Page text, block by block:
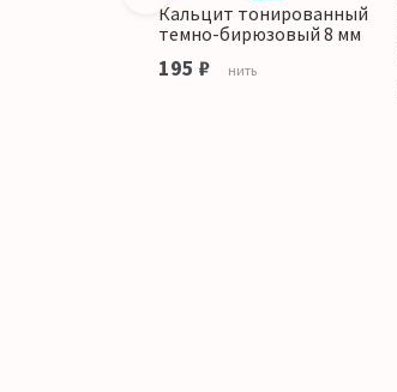
Кальцит тонированный
темно-бирюзовый 8 мм
195 ₽ нить